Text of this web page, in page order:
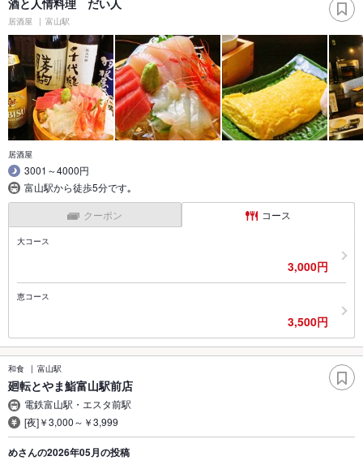
居酒屋 富山駅
居酒屋
3001～4000円
富山駅から徒歩5分です｡
クーポン コース
大コース
3,000円
恵コース
3,500円
和食 富山駅
廻転とやま鮨富山駅前店
電鉄富山駅・エスタ前駅
[夜]￥3,000～￥3,999
めさんの2026年05月の投稿